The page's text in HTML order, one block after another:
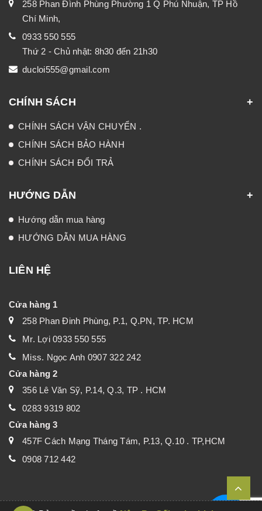
258 Phan Đình Phùng Phường 1 Q Phú Nhuận, TP Hồ
Chí Minh,
0933 550 555
Thứ 2 - Chủ nhật: 8h30 đến 21h30
ducloi555@gmail.com
CHÍNH SÁCH
CHÍNH SÁCH VẬN CHUYỂN .
CHÍNH SÁCH BẢO HÀNH
CHÍNH SÁCH ĐỔI TRẢ
HƯỚNG DẪN
Hướng dẫn mua hàng
HƯỚNG DẪN MUA HÀNG
LIÊN HỆ
Cửa hàng 1
258 Phan Đinh Phùng, P.1, Q.PN, TP. HCM
Mr. Lợi 0933 550 555
Miss. Ngọc Anh 0907 322 242
Cửa hàng 2
356 Lê Văn Sỹ, P.14, Q.3, TP . HCM
0283 9319 802
Cửa hàng 3
457F Cách Mạng Tháng Tám, P.13, Q.10 . TP,HCM
0908 712 442